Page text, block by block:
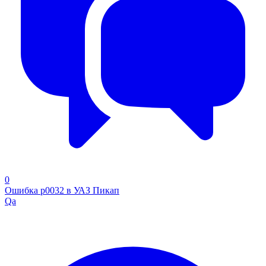
0
Ошибка р0032 в УАЗ Пикап
Qa